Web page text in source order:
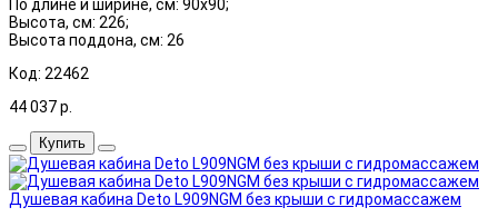
По длине и ширине, см: 90x90;
Высота, см: 226;
Высота поддона, см: 26
Код: 22462
44 037р.
Купить
Душевая кабина Deto L909NGM без крыши с гидромассажем